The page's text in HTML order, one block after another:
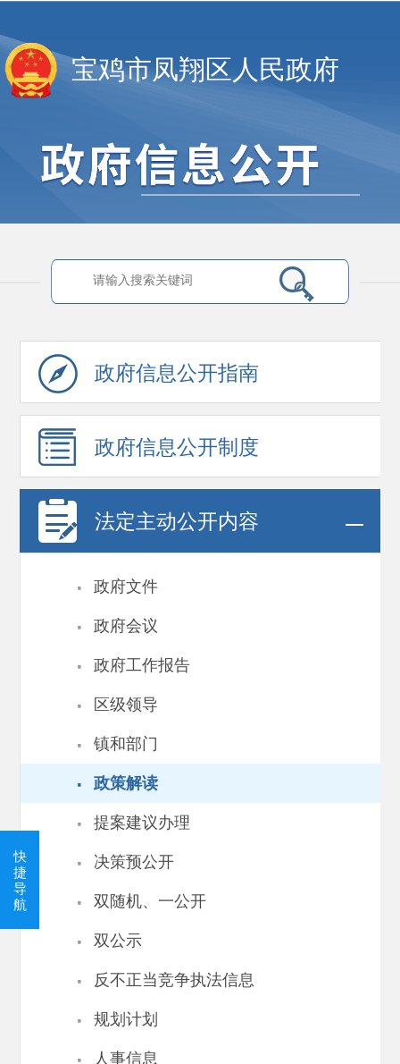
宝鸡市凤翔区人民政府
政府信息公开指南
政府信息公开制度
法定主动公开内容
· 政府文件
· 政府会议
· 政府工作报告
· 区级领导
· 镇和部门
· 政策解读
· 提案建议办理
· 决策预公开
· 双随机、一公开
· 双公示
· 反不正当竞争执法信息
· 规划计划
人事信息
快
捷
导
航